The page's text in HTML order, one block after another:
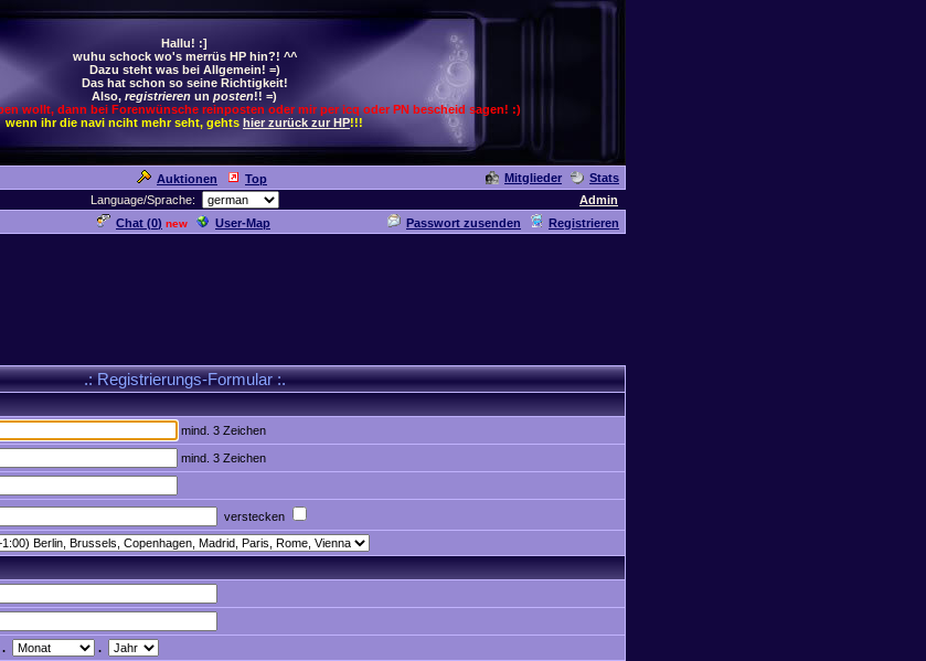
Hallu! :]
wuhu schock wo's merrüs HP hin?! ^^
Dazu steht was bei Allgemein! =)
Das hat schon so seine Richtigkeit!
Also, registrieren un posten!! =)
wollt, dann bei Forenwünsche reinposten oder mir per icq oder PN bescheid sagen! :)
wenn ihr die navi nciht mehr seht, gehts hier zurück zur HP!!!
Auktionen Top Mitglieder
Stats
Language/Sprache:
Admin
Chat (0) new User-Map Passwort zusenden Registrieren
.: Registrierungs-Formular :.
mind. 3 Zeichen
mind. 3 Zeichen
verstecken
.
.